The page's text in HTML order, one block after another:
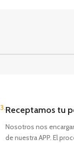
3.Receptamos tu
Nosotros nos
de nuestra APP. El